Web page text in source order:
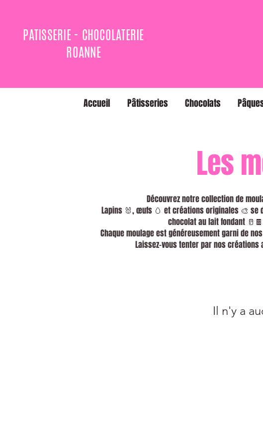
PATISSERIE - CHOCOLATERIE
ROANNE
Accueil Pâtisseries Chocolats
Les
Découvrez notre collection de
Lapins 🐰, œufs 🥚 et créations originales 🎨 se
chocolat au lait fondant
Chaque moulage est généreusement garni de
Laissez-vous tenter par nos
Il n'y a